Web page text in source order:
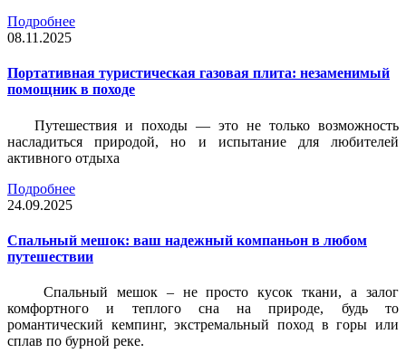
Подробнее
08.11.2025
Портативная туристическая газовая плита: незаменимый
помощник в походе
Путешествия и походы — это не только возможность
насладиться природой, но и испытание для любителей
активного отдыха
Подробнее
24.09.2025
Спальный мешок: ваш надежный компаньон в любом
путешествии
Спальный мешок – не просто кусок ткани, а залог
комфортного и теплого сна на природе, будь то
романтический кемпинг, экстремальный поход в горы или
сплав по бурной реке.